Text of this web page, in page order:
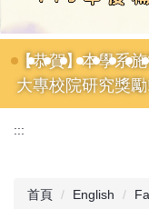
【恭賀】本學系
大專校院研究獎
:::
首頁 English